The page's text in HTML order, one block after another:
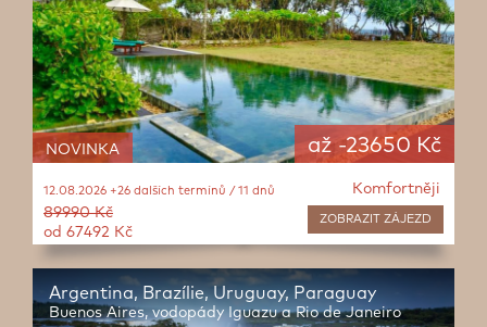
NOVINKA až -23650 Kč
Komfortněji
ZOBRAZIT ZÁJEZD
12.08.2026 +26 dalších termínů / 11 dnů
89990 Kč
od 67492 Kč
Argentina, Brazílie, Uruguay, Paraguay
Buenos Aires, vodopády Iguazu a Rio de Janeiro